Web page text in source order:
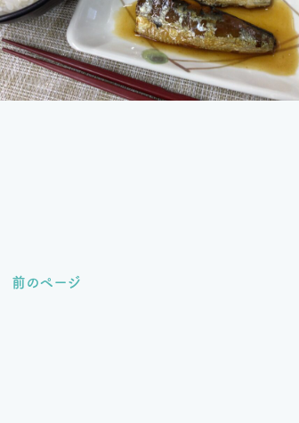
前のページ